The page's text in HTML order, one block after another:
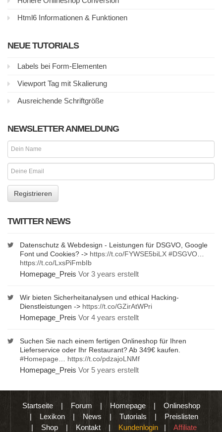
Html6 Informationen & Funktionen
NEUE TUTORIALS
Labels bei Form-Elementen
Viewport Tag mit Skalierung
Ausreichende Schriftgröße
NEWSLETTER ANMELDUNG
TWITTER NEWS
Datenschutz & Webdesign - Leistungen für DSGVO, Google
Font und Cookies? -> https://t.co/FYWSE5biLX #DSGVO
https://t.co/LxsPiFmbIb
Homepage_Preis Vor 3 years erstellt
Wir bieten Sicherheitanalysen und ethical Hacking-
Dienstleistungen -> https://t.co/GZirAtWPri
Homepage_Preis Vor 4 years erstellt
Suchen Sie nach einem fertigen Onlineshop für Ihren
Lieferservice oder Ihr Restaurant? Ab 349€ kaufen.
#Homepage
https://t.co/pdzajoLNMf
Homepage_Preis Vor 5 years erstellt
Startseite| Forum | Homepage| Onlineshop
| Lexikon | News | Tutorials | Preislisten
| Shop | Kontakt | Kundenlogin | Affiliate